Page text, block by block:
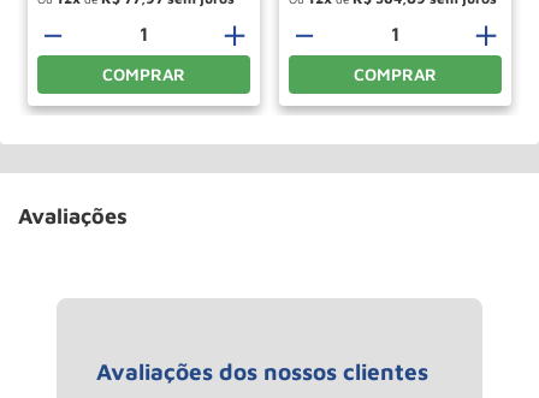
＋
－
COMPRAR
＋
－
COMPRAR
Avaliações
Avaliações dos nossos clientes